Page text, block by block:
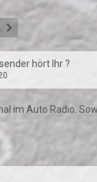
hört Ihr ?
im Auto Radio.